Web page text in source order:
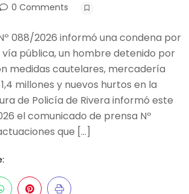
0 Comments
088/2026 informó una condena por
pública, un hombre detenido por
medidas cautelares, mercadería
millones y nuevos hurtos en la
de Policía de Rivera informó este
el comunicado de prensa Nº
que […]